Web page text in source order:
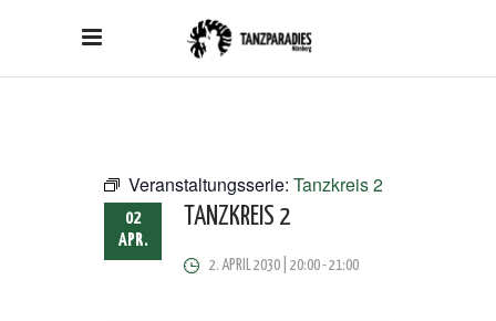
Veranstaltungsserie: Tanzkreis 2
02
APR.
TANZKREIS 2
2. APRIL 2030 | 20:00-21:00